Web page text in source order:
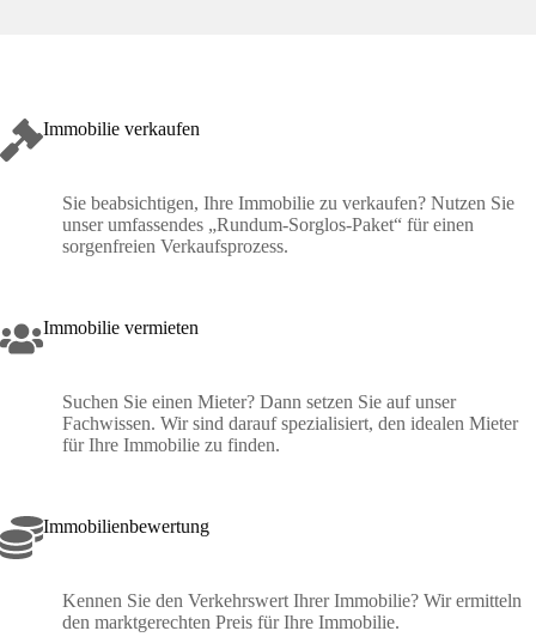
Immobilie verkaufen
Sie beabsichtigen, Ihre Immobilie zu verkaufen? Nutzen Sie
unser umfassendes „Rundum-Sorglos-Paket“ für einen
sorgenfreien Verkaufsprozess.
Immobilie vermieten
Suchen Sie einen Mieter? Dann setzen Sie auf unser
Fachwissen. Wir sind darauf spezialisiert, den idealen Mieter
für Ihre Immobilie zu finden.
Immobilienbewertung
Kennen Sie den Verkehrswert Ihrer Immobilie? Wir ermitteln
den marktgerechten Preis für Ihre Immobilie.